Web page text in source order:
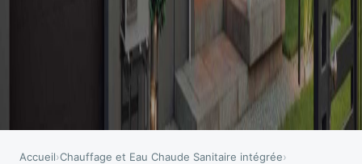
Accueil›Chauffage et Eau Chaude Sanitaire intégrée›